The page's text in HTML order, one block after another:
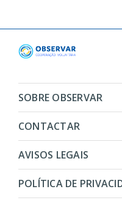
SOBRE OBSERVAR
CONTACTAR
AVISOS LEGAIS
POLÍTICA DE